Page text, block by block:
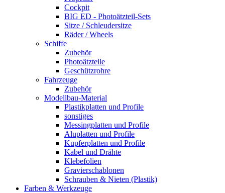
Cockpit
BIG ED - Photoätzteil-Sets
Sitze / Schleudersitze
Räder / Wheels
Schiffe
Zubehör
Photoätzteile
Geschützrohre
Fahrzeuge
Zubehör
Modellbau-Material
Plastikplatten und Profile
sonstiges
Messingplatten und Profile
Aluplatten und Profile
Kupferplatten und Profile
Kabel und Drähte
Klebefolien
Gravierschablonen
Schrauben & Nieten (Plastik)
Farben & Werkzeuge